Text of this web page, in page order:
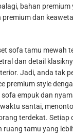
bahan
dan
sofa tamu mewah
dan detail
Jadi, anda tak
premium style
empuk dan
santai,
terdekat. Setiap
ruang tamu yang